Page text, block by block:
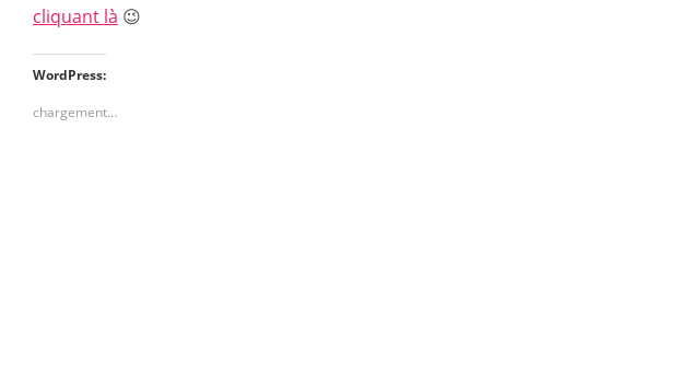
cliquant là 😉
WordPress:
chargement…